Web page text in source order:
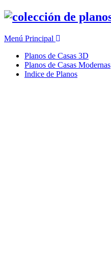
Ir
Menú Principal
Planos de Casas 3D
Planos de Casas Modernas
Indice de Planos